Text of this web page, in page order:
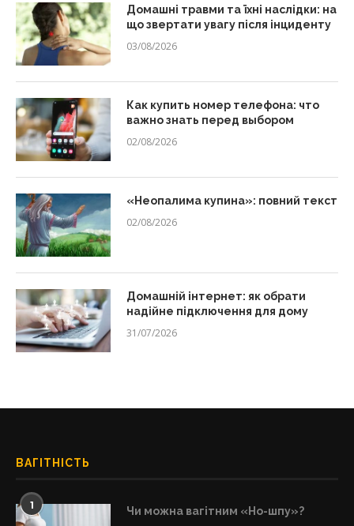
Домашні травми та їхні наслідки: на
що звертати увагу після інциденту
03/08/2026
Как купить номер телефона: что
важно знать перед выбором
02/08/2026
«Неопалима купина»: повний текст
02/08/2026
Домашній інтернет: як обрати
надійне підключення для дому
31/07/2026
ВАГІТНІСТЬ
1 Чи можна вагітним «Но-шпу»?